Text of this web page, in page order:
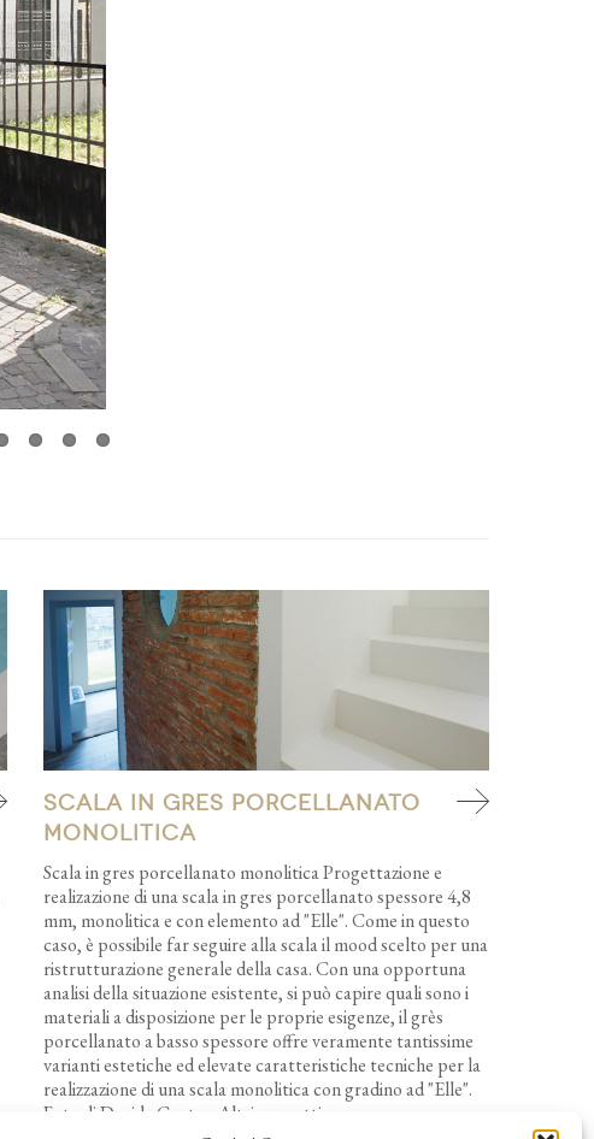
Scala in gres porcellanato
monolitica
Scala in gres porcellanato monolitica Progettazione e
realizazione di una scala in gres porcellanato spessore 4,8
mm, monolitica e con elemento ad "Elle". Come in questo
caso, è possibile far seguire alla scala il mood scelto per una
ristrutturazione generale della casa. Con una opportuna
analisi della situazione esistente, si può capire quali sono i
materiali a disposizione per le proprie esigenze, il grès
porcellanato a basso spessore offre veramente tantissime
varianti estetiche ed elevate caratteristiche tecniche per la
realizzazione di una scala monolitica con gradino ad "Elle".
Foto di Davide Canton Altri progetti